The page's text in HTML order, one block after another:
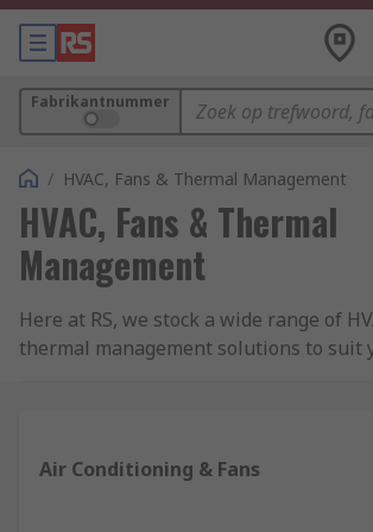
Fabrikantnummer
/ HVAC, Fans & Thermal Management
HVAC, Fans & Thermal
Management
Here at RS, we stock a wide range of
thermal management solutions to suit
Ventilation and Air Conditioning. It
Air Conditioning & Fans